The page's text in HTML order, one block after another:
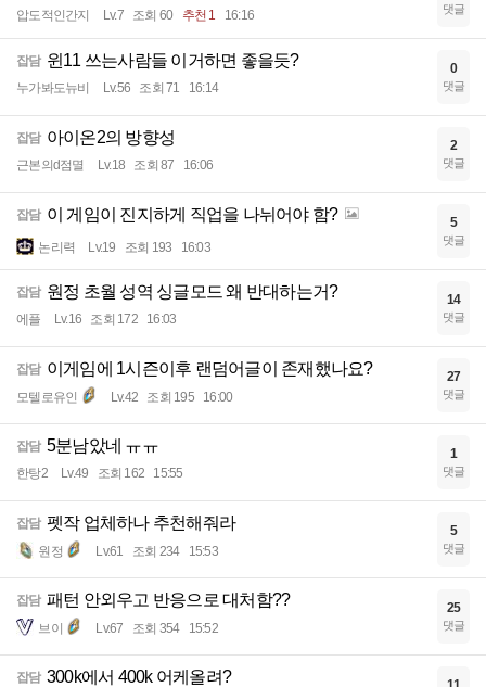
압도적인간지 Lv.7 조회 60 추천 1 16:16 댓글
잡담 윈11 쓰는사람들 이거하면 좋을듯?
누가봐도뉴비 Lv.56 조회 71 16:14
0
댓글
잡담 아이온2의 방향성
근본의d점멸 Lv.18 조회 87 16:06
2
댓글
잡담 이 게임이 진지하게 직업을 나뉘어야 함?
논리력 Lv.19 조회 193 16:03
5
댓글
잡담 원정 초월 성역 싱글모드 왜 반대하는거?
에플 Lv.16 조회 172 16:03
14
댓글
잡담 이게임에 1시즌이후 랜덤어글이 존재했나요?
모텔로유인 Lv.42 조회 195 16:00
27
댓글
잡담 5분남았네 ㅠㅠ
한탕2 Lv.49 조회 162 15:55
1
댓글
잡담 펫작 업체하나 추천해줘라
원정 Lv.61 조회 234 15:53
5
댓글
잡담 패턴 안외우고 반응으로 대처함??
브이 Lv.67 조회 354 15:52
25
댓글
잡담 300k에서 400k 어케올려?